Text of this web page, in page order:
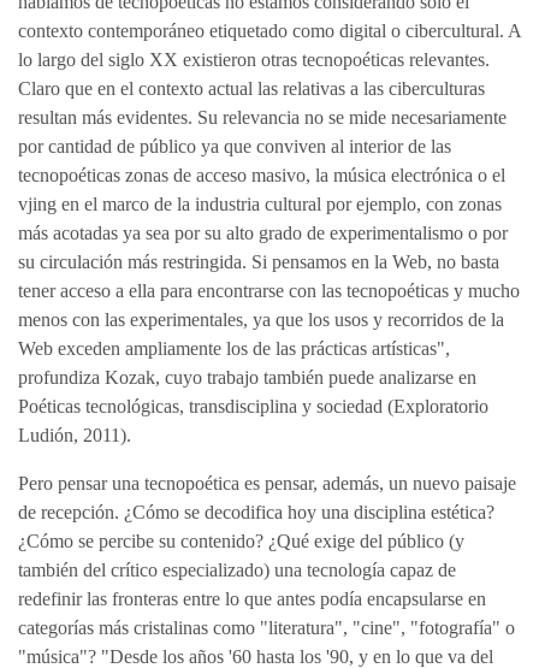
contexto contemporáneo etiquetado como digital o cibercultural. A
lo largo del siglo XX existieron otras tecnopoéticas relevantes.
Claro que en el contexto actual las relativas a las ciberculturas
resultan más evidentes. Su relevancia no se mide necesariamente
por cantidad de público ya que conviven al interior de las
tecnopoéticas zonas de acceso masivo, la música electrónica o el
vjing en el marco de la industria cultural por ejemplo, con zonas
más acotadas ya sea por su alto grado de experimentalismo o por
su circulación más restringida. Si pensamos en la Web, no basta
tener acceso a ella para encontrarse con las tecnopoéticas y mucho
menos con las experimentales, ya que los usos y recorridos de la
Web exceden ampliamente los de las prácticas artísticas",
profundiza Kozak, cuyo trabajo también puede analizarse en
Poéticas tecnológicas, transdisciplina y sociedad (Exploratorio
Ludión, 2011).
Pero pensar una tecnopoética es pensar, además, un nuevo paisaje
de recepción. ¿Cómo se decodifica hoy una disciplina estética?
¿Cómo se percibe su contenido? ¿Qué exige del público (y
también del crítico especializado) una tecnología capaz de
redefinir las fronteras entre lo que antes podía encapsularse en
categorías más cristalinas como "literatura", "cine", "fotografía" o
"música"? "Desde los años '60 hasta los '90, y en lo que va del